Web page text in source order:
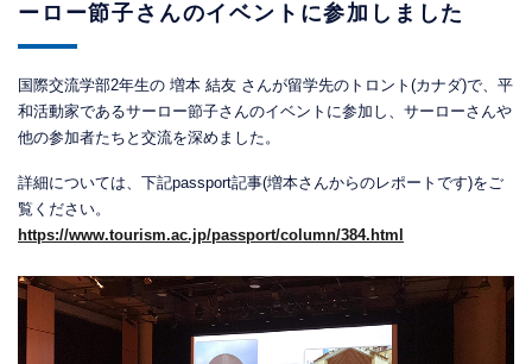
ーロー節子さんのイベントに参加しました
国際交流学部2年生の 増本 結友 さんが留学先のトロント(カナダ)で、平
和活動家であるサーロー節子さんのイベントに参加し、サーローさんや
他の参加者たちと交流を深めました。
詳細については、下記passport記事(増本さんからのレポートです)をご
覧ください。
https://www.tourism.ac.jp/passport/column/384.html